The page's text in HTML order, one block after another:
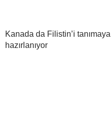
Kanada da Filistin’i tanımaya
hazırlanıyor